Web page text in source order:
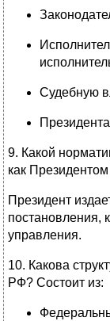
Судебную
9. Какой
как
Президент
постановления,
управления.
10. Какова
РФ? Состоит из: